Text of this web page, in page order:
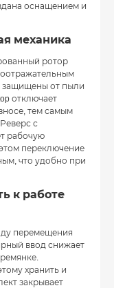
оснащением и
механика
ротор
защищены от пыли
отключает
тем самым
с
рабочую
переключение
что удобно при
к работе
перемещения
ввод снижает
хранить и
закрывает